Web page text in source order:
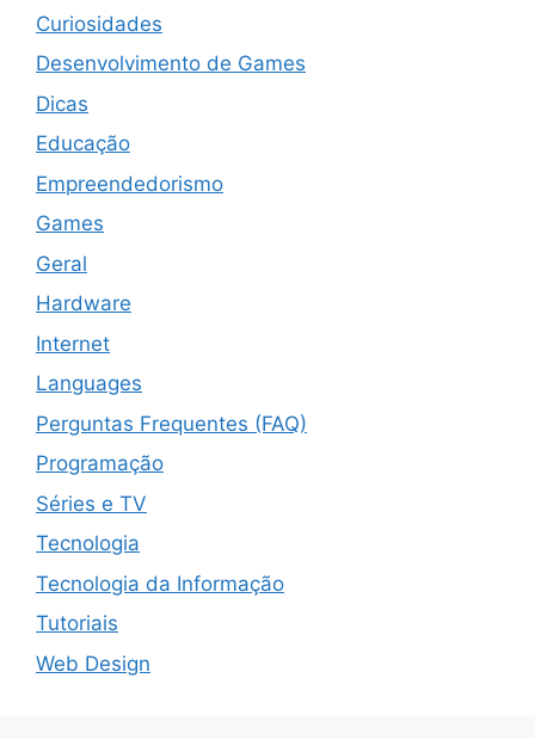
Curiosidades
Desenvolvimento de Games
Dicas
Educação
Empreendedorismo
Games
Geral
Hardware
Internet
Languages
Perguntas Frequentes (FAQ)
Programação
Séries e TV
Tecnologia
Tecnologia da Informação
Tutoriais
Web Design